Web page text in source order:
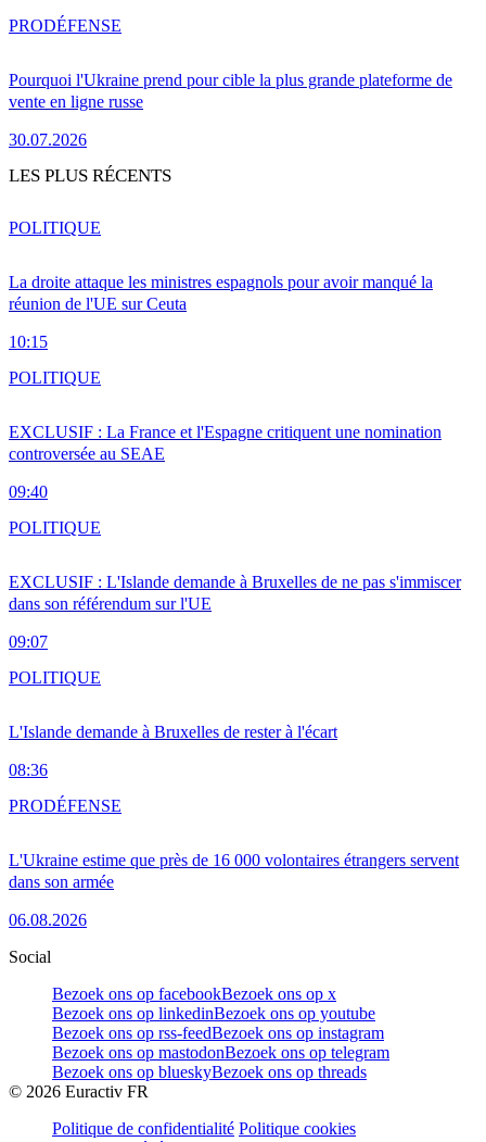
Pourquoi l'Ukraine prend pour cible la plus grande plateforme de
vente en ligne russe
30.07.2026
PRODÉFENSE
LES PLUS RÉCENTS
La droite attaque les ministres espagnols pour avoir manqué la
réunion de l'UE sur Ceuta
10:15
POLITIQUE
EXCLUSIF : La France et l'Espagne critiquent une nomination
controversée au SEAE
09:40
POLITIQUE
EXCLUSIF : L'Islande demande à Bruxelles de ne pas s'immiscer
dans son référendum sur l'UE
09:07
POLITIQUE
L'Islande demande à Bruxelles de rester à l'écart
08:36
POLITIQUE
L'Ukraine estime que près de 16 000 volontaires étrangers servent
dans son armée
06.08.2026
PRODÉFENSE
Social
Bezoek ons op facebookBezoek ons op x
Bezoek ons op linkedinBezoek ons op youtube
Bezoek ons op rss-feedBezoek ons op instagram
Bezoek ons op mastodonBezoek ons op telegram
Bezoek ons op blueskyBezoek ons op threads
© 2026 Euractiv FR
Politique de confidentialité Politique cookies